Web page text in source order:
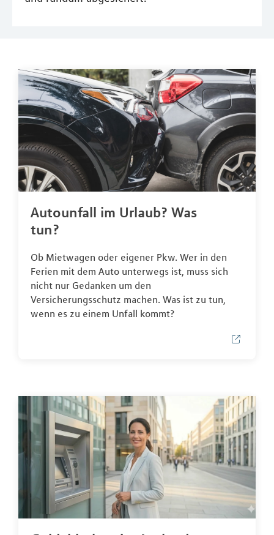
Autounfall im Urlaub? Was
tun?
Ob Mietwagen oder eigener Pkw. Wer in den
Ferien mit dem Auto unterwegs ist, muss sich
nicht nur Gedanken um den
Versicherungsschutz machen. Was ist zu tun,
wenn es zu einem Unfall kommt?